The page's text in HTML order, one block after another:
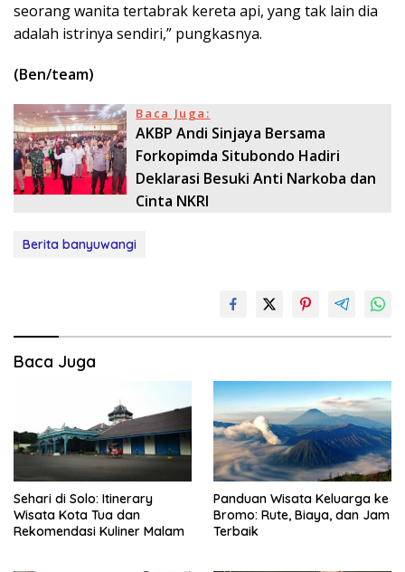
seorang wanita tertabrak kereta api, yang tak lain dia
adalah istrinya sendiri,” pungkasnya.
(Ben/team)
Baca Juga:
AKBP Andi Sinjaya Bersama
Forkopimda Situbondo Hadiri
Deklarasi Besuki Anti Narkoba dan
Cinta NKRI
Berita banyuwangi
Baca Juga
Sehari di Solo: Itinerary
Wisata Kota Tua dan
Rekomendasi Kuliner Malam
Panduan Wisata Keluarga ke
Bromo: Rute, Biaya, dan Jam
Terbaik